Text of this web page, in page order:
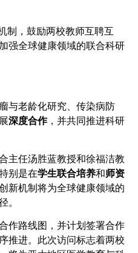
制，鼓励两校教师互聘互
强全球健康领域的联合科研
与老龄化研究、传染病防
深度合作，并共同推进科研
主任汤胜蓝教授和徐福洁教
别是在学生联合培养和师资
新机制将为全球健康领域的
。
作路线图，并计划签署合作
推进。此次访问标志着两校